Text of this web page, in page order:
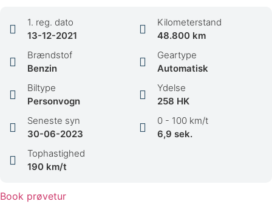
1. reg. dato
13-12-2021
Kilometerstand
48.800 km
Brændstof
Benzin
Geartype
Automatisk
Biltype
Personvogn
Ydelse
258 HK
Seneste syn
30-06-2023
0 - 100 km/t
6,9 sek.
Tophastighed
190 km/t
Book prøvetur